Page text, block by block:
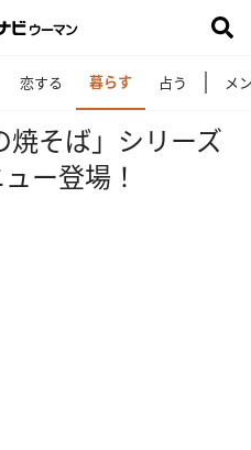
恋する 暮らす 占う メ
焼そば」シリーズ
ー登場！